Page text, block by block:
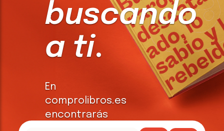
buscando
a ti.
En
comprolibros.es
encontrarás